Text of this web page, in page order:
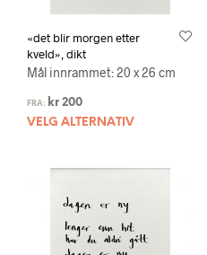
«det blir morgen etter
kveld», dikt
Mål innrammet: 20 x 26 cm
FRA: kr 200
VELG ALTERNATIV